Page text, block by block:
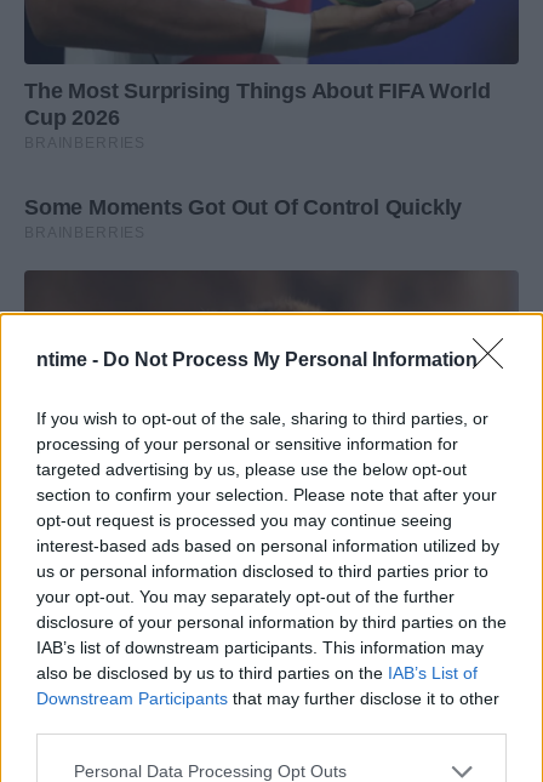
ntime - Do Not Process My Personal Information
If you wish to opt-out of the sale, sharing to third parties, or
processing of your personal or sensitive information for
targeted advertising by us, please use the below opt-out
section to confirm your selection. Please note that after your
opt-out request is processed you may continue seeing
interest-based ads based on personal information utilized by
us or personal information disclosed to third parties prior to
your opt-out. You may separately opt-out of the further
disclosure of your personal information by third parties on the
IAB’s list of downstream participants. This information may
also be disclosed by us to third parties on the IAB’s List of
Downstream Participants that may further disclose it to other
Personal Data Processing Opt Outs